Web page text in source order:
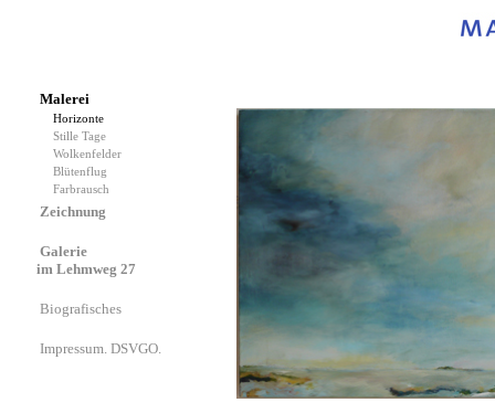
Malerei
Horizonte
Stille Tage
Wolkenfelder
Blütenflug
Farbrausch
Zeichnung
Galerie
im Lehmweg 27
Biografisches
Impressum. DSVGO.